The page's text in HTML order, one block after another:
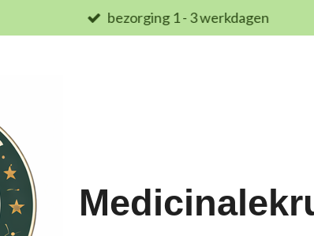
bezorging 1 - 3 werkdagen